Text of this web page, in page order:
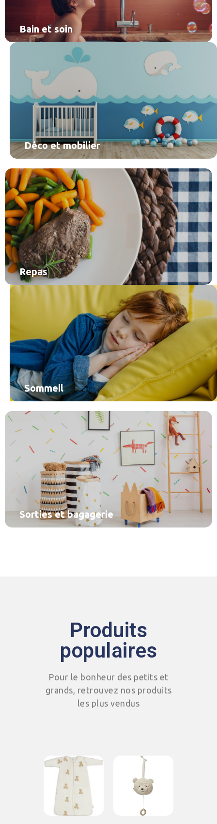
Bain et soin
Déco et mobilier
Repas
Sommeil
Sorties et bagagerie
Produits
populaires
Pour le bonheur des petits et
grands, retrouvez nos produits
les plus vendus